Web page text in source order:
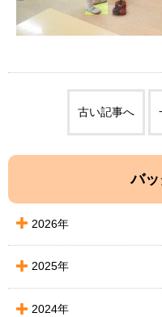
古い記事へ
バ
2026年
2025年
2024年